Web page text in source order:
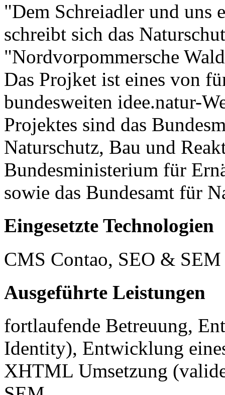
"Dem Schreiadler und
schreibt sich das
"Nordvorpommersche
Das Projket ist eines von
bundesweiten idee.natur-
Projektes sind das
Naturschutz, Bau und
Bundesministerium für
sowie das Bundesamt für
Eingesetzte Technologien
CMS Contao, SEO & SEM
Ausgeführte Leistungen
fortlaufende Betreuung,
Identity), Entwicklung
XHTML Umsetzung